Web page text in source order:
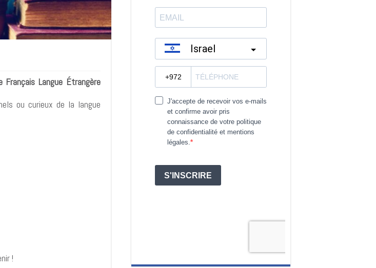
Français Langue Étrangère
ou curieux de la langue
!